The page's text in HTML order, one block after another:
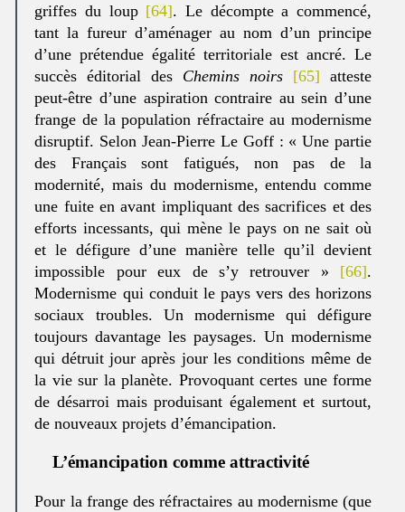
griffes du loup [64]. Le décompte a commencé,
tant la fureur d’aménager au nom d’un principe
d’une prétendue égalité territoriale est ancré. Le
succès éditorial des Chemins noirs [65] atteste
peut-être d’une aspiration contraire au sein d’une
frange de la population réfractaire au modernisme
disruptif. Selon Jean-Pierre Le Goff : « Une partie
des Français sont fatigués, non pas de la
modernité, mais du modernisme, entendu comme
une fuite en avant impliquant des sacrifices et des
efforts incessants, qui mène le pays on ne sait où
et le défigure d’une manière telle qu’il devient
impossible pour eux de s’y retrouver » [66].
Modernisme qui conduit le pays vers des horizons
sociaux troubles. Un modernisme qui défigure
toujours davantage les paysages. Un modernisme
qui détruit jour après jour les conditions même de
la vie sur la planète. Provoquant certes une forme
de désarroi mais produisant également et surtout,
de nouveaux projets d’émancipation.
L’émancipation comme attractivité
Pour la frange des réfractaires au modernisme (que